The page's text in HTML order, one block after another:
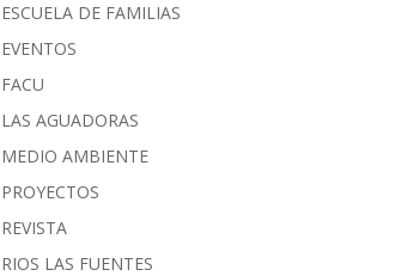
ESCUELA DE FAMILIAS
EVENTOS
FACU
LAS AGUADORAS
MEDIO AMBIENTE
PROYECTOS
REVISTA
RIOS LAS FUENTES